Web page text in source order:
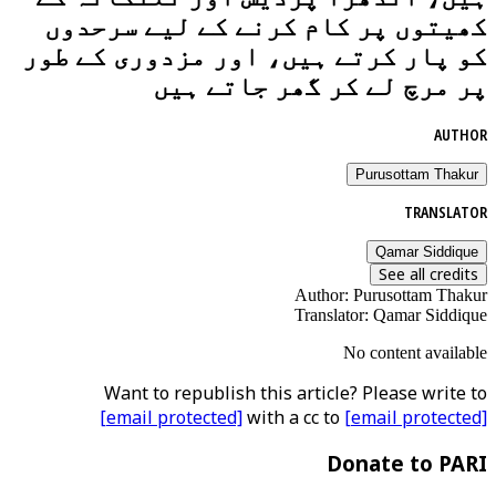
کھیتوں پر کام کرنے کے لیے سرحدوں
کو پار کرتے ہیں، اور مزدوری کے طور
پر مرچ لے کر گھر جاتے ہیں
AUTHOR
Purusottam Thakur
TRANSLATOR
Qamar Siddique
See all credits
Author: Purusottam Thakur
Translator: Qamar Siddique
No content available
Want to republish this article? Please write to
[email protected]with a cc to [email protected]
Donate to PARI